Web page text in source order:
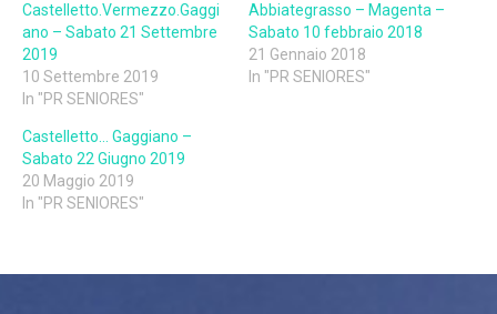
Castelletto.Vermezzo.Gaggi
ano – Sabato 21 Settembre
2019
10 Settembre 2019
In "PR SENIORES"
Abbiategrasso – Magenta –
Sabato 10 febbraio 2018
21 Gennaio 2018
In "PR SENIORES"
Castelletto… Gaggiano –
Sabato 22 Giugno 2019
20 Maggio 2019
In "PR SENIORES"